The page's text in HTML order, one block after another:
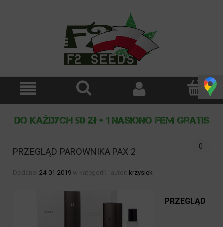
PRZEGLĄD PAROWNIKA PAX 2 0
Dodano: 24-01-2019 w kategorii: - autor: krzysiek
PRZEGLĄD